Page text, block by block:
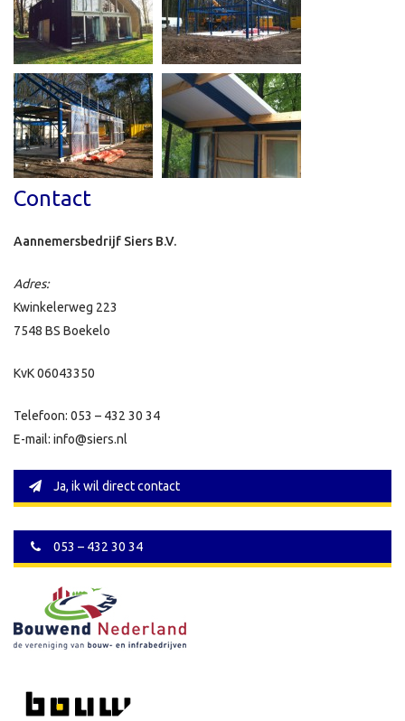
Contact
Aannemersbedrijf Siers B.V.
Adres:
Kwinkelerweg 223
7548 BS Boekelo
KvK 06043350
Telefoon: 053 – 432 30 34
E-mail: info@siers.nl
Ja, ik wil direct contact
053 – 432 30 34